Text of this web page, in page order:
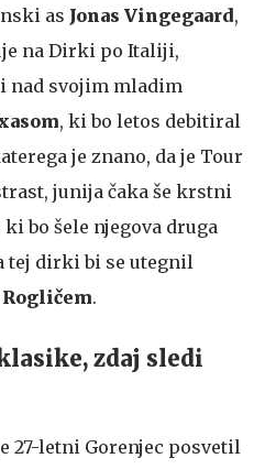
as Jonas Vingegaard,
na Dirki po Italiji,
nad svojim mladim
, ki bo letos debitiral
je znano, da je Tour
junija čaka še krstni
bo šele njegova druga
tej dirki bi se utegnil
.
zdaj sledi
27-letni Gorenjec posvetil